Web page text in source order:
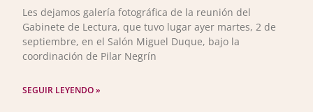
Les dejamos galería fotográfica de la reunión del
Gabinete de Lectura, que tuvo lugar ayer martes, 2 de
septiembre, en el Salón Miguel Duque, bajo la
coordinación de Pilar Negrín
SEGUIR LEYENDO »